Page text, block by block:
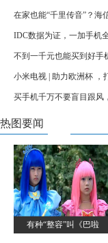
在家也能“千里传音”？海
IDC数据为证，一加手机
不到一千元也能买到好手
小米电视 | 助力欧洲杯 ，
买手机千万不要盲目跟风
热图要闻
有种“整容”叫《巴啦